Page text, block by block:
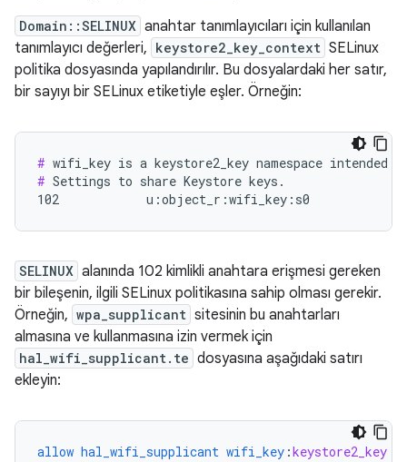
Domain::SELINUX anahtar tanımlayıcıları için kullanılan
tanımlayıcı değerleri, keystore2_key_context SELinux
politika dosyasında yapılandırılır. Bu dosyalardaki her satır,
bir sayıyı bir SELinux etiketiyle eşler. Örneğin:
#
# Settings to share Keystore keys.
102            u:object_r:wifi_key:s0
SELINUX alanında 102 kimlikli anahtara erişmesi gereken
bir bileşenin, ilgili SELinux politikasına sahip olması gerekir.
Örneğin, wpa_supplicant sitesinin bu anahtarları
almasına ve kullanmasına izin vermek için
hal_wifi_supplicant.te dosyasına aşağıdaki satırı
ekleyin:
allow hal_wifi_supplicant wifi_key :keystore2_key